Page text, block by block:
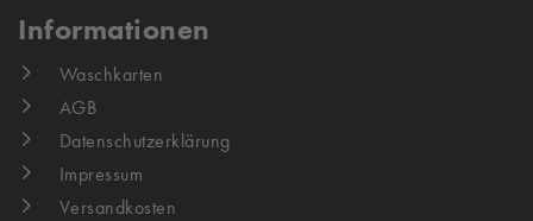
Informationen
Waschkarten
AGB
Datenschutzerklärung
Impressum
Versandkosten